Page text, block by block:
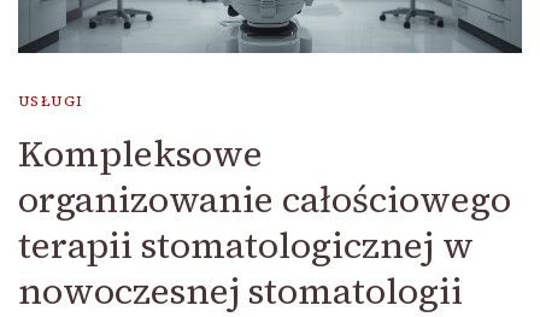
USŁUGI
Kompleksowe
organizowanie całościowego
terapii stomatologicznej w
nowoczesnej stomatologii